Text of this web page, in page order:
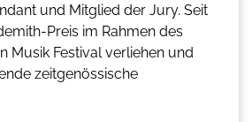
und Mitglied der Jury. Seit
Preis im Rahmen des
Musik Festival verliehen und
zeitgenössische